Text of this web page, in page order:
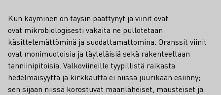
Kun käyminen on täysin päättynyt ja viinit ovat
ovat mikrobiologisesti vakaita ne pullotetaan
käsittelemättöminä ja suodattamattomina. Oranssit viinit
ovat monimuotoisia ja täyteläisiä sekä rakenteeltaan
tanniinipitoisia. Valkoviineille tyypillistä raikasta
hedelmäisyyttä ja kirkkautta ei niissä juurikaan esiinny;
sen sijaan niissä korostuvat maanläheiset, mausteiset ja